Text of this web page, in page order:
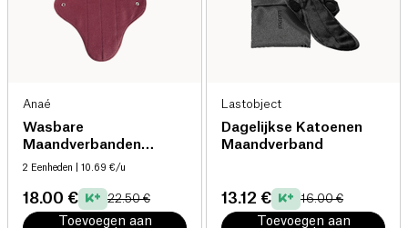
Anaé
Wasbare
Maandverbanden
Normaal bio
2 Eenheden | 10.69 €/u
18.00 € 22.50 €
Toevoegen aan
Lastobject
Dagelijkse Katoenen
Maandverband
13.12 € 16.00 €
Toevoegen aan